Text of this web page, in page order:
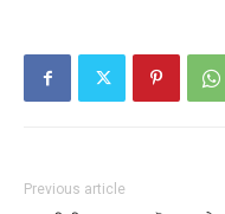
Previous article